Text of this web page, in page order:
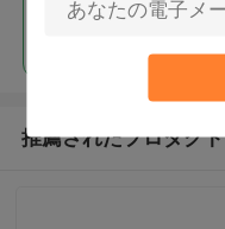
続行
推薦されたプロダクト